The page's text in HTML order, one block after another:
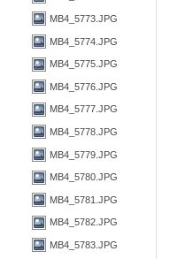
MB4_5773.JPG
MB4_5774.JPG
MB4_5775.JPG
MB4_5776.JPG
MB4_5777.JPG
MB4_5778.JPG
MB4_5779.JPG
MB4_5780.JPG
MB4_5781.JPG
MB4_5782.JPG
MB4_5783.JPG